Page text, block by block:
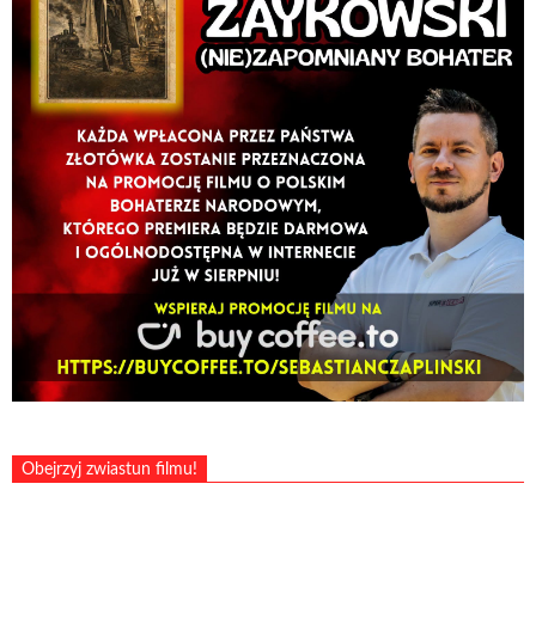
Obejrzyj zwiastun filmu!